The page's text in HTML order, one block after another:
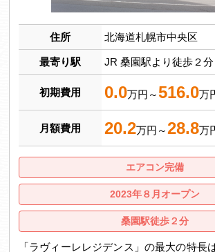
住所 北海道札幌市中央区
最寄り駅 JR 桑園駅より徒歩２分
初期費用 0.0万円～516.0万
月額費用 20.2万円～28.8万
エアコン完備
2023年８月オープン
桑園駅徒歩２分
「ラヴィーレレジデンス」の最大の特長